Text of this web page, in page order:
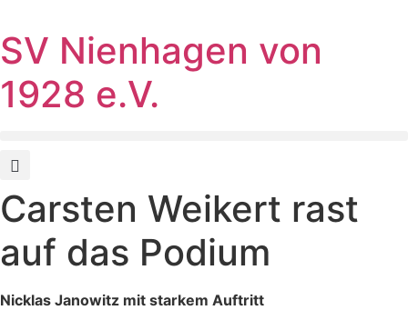
SV Nienhagen von
1928 e.V.
Carsten Weikert rast
auf das Podium
Nicklas Janowitz mit starkem Auftritt